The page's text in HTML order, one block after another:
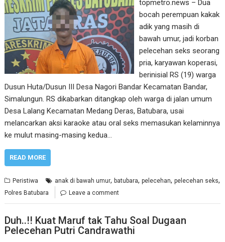
topmetro.news – Dua
bocah perempuan kakak
adik yang masih di
bawah umur, jadi korban
pelecehan seks seorang
pria, karyawan koperasi,
berinisial RS (19) warga
Dusun Huta/Dusun III Desa Nagori Bandar Kecamatan Bandar,
Simalungun. RS dikabarkan ditangkap oleh warga di jalan umum
Desa Lalang Kecamatan Medang Deras, Batubara, usai
melancarkan aksi karaoke atau oral seks memasukan kelaminnya
ke mulut masing-masing kedua…
READ MORE
Peristiwa anak di bawah umur,batubara,pelecehan,pelecehan seks,
Polres Batubara Leave a comment
Duh..!! Kuat Maruf tak Tahu Soal Dugaan
Pelecehan Putri Candrawathi